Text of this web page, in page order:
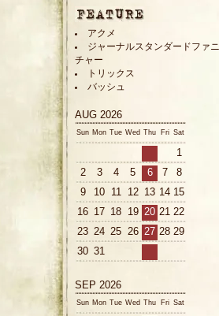
アクメ
ジャーナルスタンダードファニ
チャー
トリックス
バッシュ
AUG 2026
Sun Mon Tue Wed Thu Fri Sat
1
2
3 4 5 6 7
8
9
10 11 12 13 14 15
16 17 18 19 20 21 22
23 24 25 26 27 28 29
30 31
SEP 2026
Sun Mon Tue Wed Thu Fri Sat